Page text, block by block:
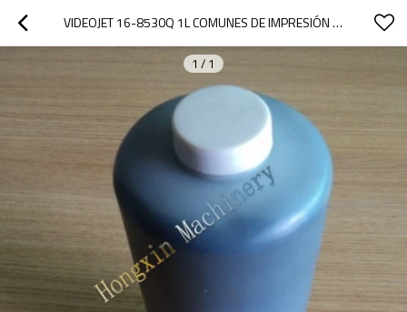
VIDEOJET 16-8530Q 1L COMUNES DE IMPRESIÓN DE TINTA PARA IMPRESORAS DE INYECCIÓN DE TINTA
1 / 1